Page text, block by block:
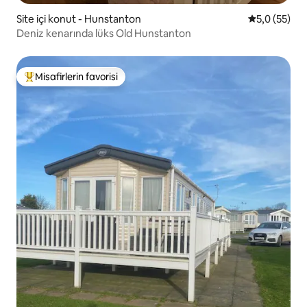
Site içi konut - Hunstanton 5 üzerinden
5,0 (55)
Deniz kenarında lüks Old Hunstanton
Misafirlerin favorilerinden en beğenilenler arasında
Misafirlerin favorisi